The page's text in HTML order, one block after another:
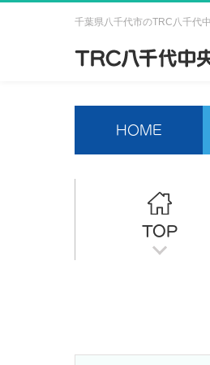
千葉県八千代市のTRC八千代
HOME
TOP